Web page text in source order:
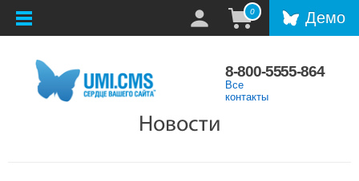
0 Демо
8-800-5555-864
Все
контакты
Новости